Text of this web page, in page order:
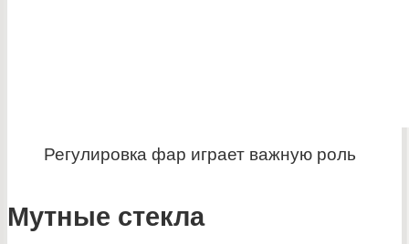
Регулировка фар играет важную роль
Мутные стекла